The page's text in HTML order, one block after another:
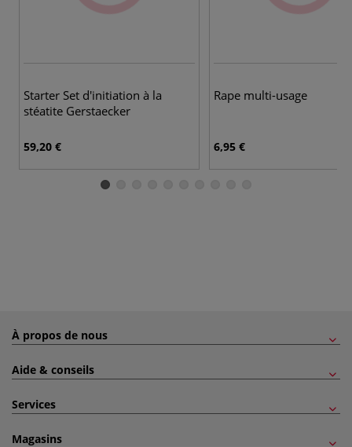
Starter Set d'initiation à la
stéatite Gerstaecker
59,20 €
Rape multi-usage
6,95 €
À propos de nous
Aide & conseils
Services
Magasins